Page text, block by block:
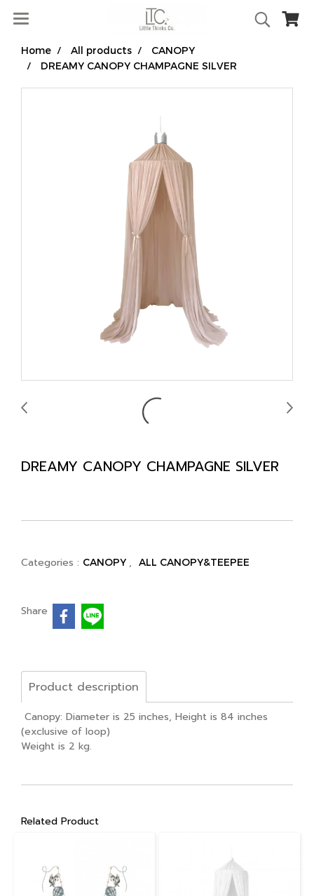
Home All products
CANOPY
DREAMY CANOPY CHAMPAGNE SILVER
DREAMY CANOPY CHAMPAGNE SILVER
Categories : CANOPY , ALL CANOPY&TEEPEE
Share
Product description
Canopy: Diameter is 25 inches, Height is 84 inches
(exclusive of loop)
Weight is 2 kg.
Related Product